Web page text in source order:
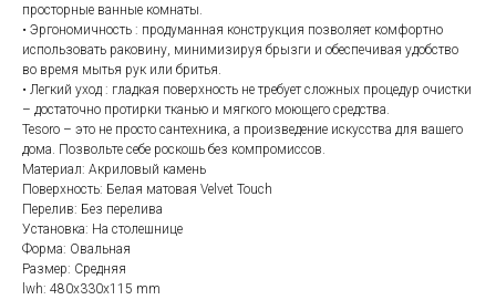
просторные ванные комнаты.
• Эргономичность : продуманная конструкция позволяет комфортно
использовать раковину, минимизируя брызги и обеспечивая удобство
во время мытья рук или бритья.
• Легкий уход : гладкая поверхность не требует сложных процедур очистки
– достаточно протирки тканью и мягкого моющего средства.
Tesoro – это не просто сантехника, а произведение искусства для вашего
дома. Позвольте себе роскошь без компромиссов.
Материал: Акриловый камень
Поверхность: Белая матовая Velvet Touch
Перелив: Без перелива
Установка: На столешнице
Форма: Овальная
Размер: Средняя
lwh: 480x330x115 mm